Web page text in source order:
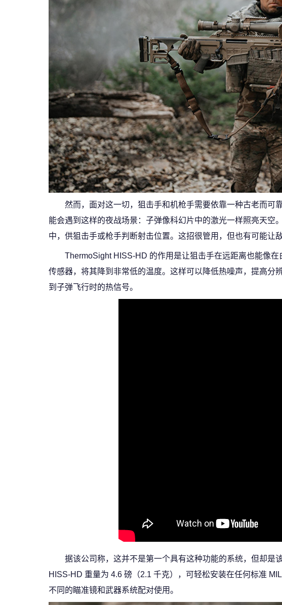
然而，面对这一切，狙击手和机枪手需要依靠一种古老而可
能会遇到这样的夜战场景：子弹像科幻片中的激光一样照亮天
中，供狙击手或枪手判断射击位置。这招很管用，但也有可能让
ThermoSight HISS-HD 的作用是让狙击手在远距离也能像
传感器，将其降到非常低的温度。这样可以降低热噪声，提高分
到子弹飞行时的热信号。
据该公司称，这并不是第一个具有这种功能的系统，但却是
HISS-HD 重量为 4.6 磅（2.1 千克），可轻松安装在任何标准
不同的瞄准镜和武器系统配对使用。